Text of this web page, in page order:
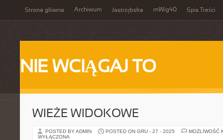
Strona główna Archiwum Jastrzębska mWig40 Spis Treści
NIE WCIĄGAJ TO
WIEŻE WIDOKOWE
POSTED BY ADMIN POSTED ON GRU - 27 - 2025
MOŻLIWOŚĆ
WYŁĄCZONA